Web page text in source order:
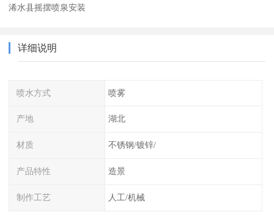
浠水县摇摆喷泉安装
详细说明
喷水方式 喷雾
产地 湖北
材质 不锈钢/镀锌/
产品特性 造景
制作工艺 人工/机械